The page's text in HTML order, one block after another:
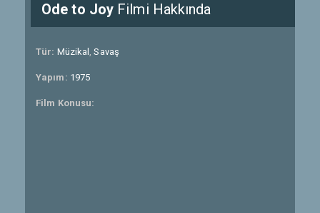
Ode to Joy Filmi Hakkında
Tür: Müzikal ,Savaş
Yapım: 1975
Film Konusu: